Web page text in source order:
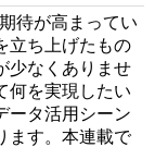
待が高まってい
立ち上げたもの
少なくありませ
何を実現したい
ータ活用シーン
ます。本連載で